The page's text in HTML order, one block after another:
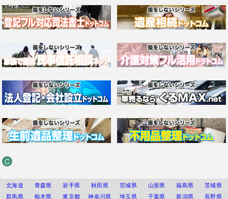
C
北海道 青森県 岩手県 秋田県 宮城県 山形県 福島県
茨城県
群馬県
栃木県 東京都 神奈川県 埼玉県 千葉県 新潟県
長野県